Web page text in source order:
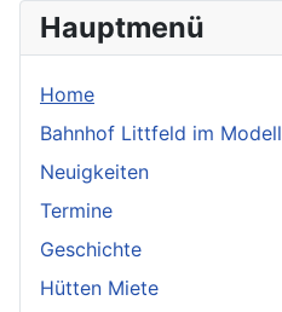
Hauptmenü
Home
Bahnhof Littfeld im Modell
Neuigkeiten
Termine
Geschichte
Hütten Miete